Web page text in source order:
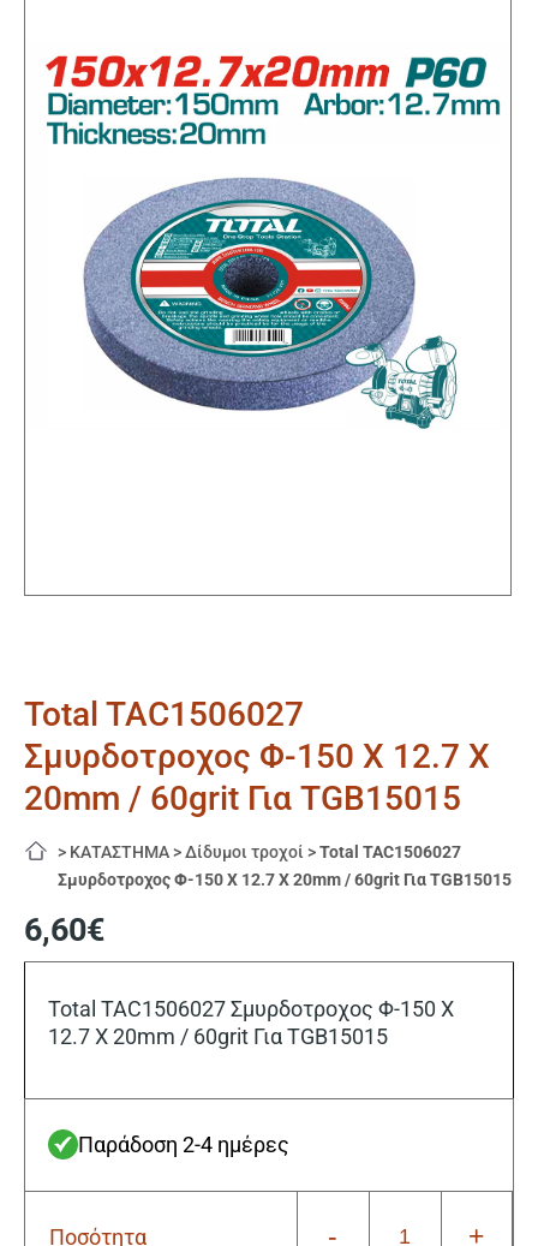
Total TAC1506027
Σμυρδοτροχος Φ-150 Χ 12.7 Χ
20mm / 60grit Για TGB15015
> ΚΑΤΑΣΤΗΜΑ >Δίδυμοι τροχοί >Total TAC1506027
Σμυρδοτροχος Φ-150 Χ 12.7 Χ 20mm / 60grit Για TGB15015
6,60€
Total TAC1506027 Σμυρδοτροχος Φ-150 Χ
12.7 Χ 20mm / 60grit Για TGB15015
Παράδοση 2-4 ημέρες
Ποσότητα - +